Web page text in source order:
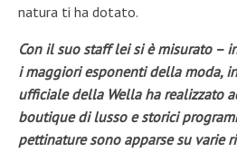
natura ti ha dotato.
Con il suo staff lei si è misurato –
i maggiori esponenti della moda,
ufficiale della Wella ha realizzato
boutique di lusso e storici
pettinature sono apparse su varie